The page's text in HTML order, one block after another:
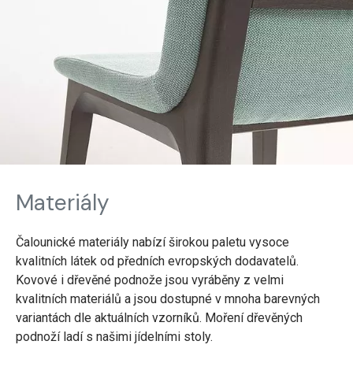
Materiály
Čalounické materiály nabízí širokou paletu vysoce
kvalitních látek od předních evropských dodavatelů.
Kovové i dřevěné podnože jsou vyráběny z velmi
kvalitních materiálů a jsou dostupné v mnoha barevných
variantách dle aktuálních vzorníků. Moření dřevěných
podnoží ladí s našimi jídelními stoly.